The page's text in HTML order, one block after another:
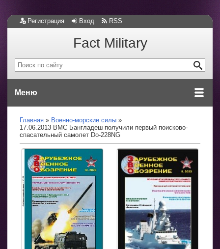
Регистрация Вход RSS
Fact Military
Меню
Главная
Военно-морские силы
17.06.2013 ВМС Бангладеш получили первый поисково-
спасательный самолет Do-228NG